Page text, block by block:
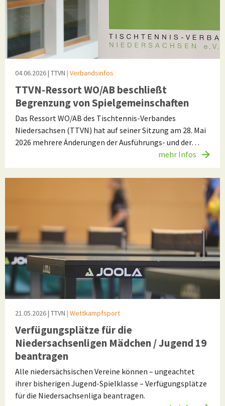
04.06.2026| TTVN | Verbandsinfos
TTVN-Ressort WO/AB beschließt
Begrenzung von Spielgemeinschaften
Das Ressort WO/AB des Tischtennis-Verbandes
Niedersachsen (TTVN) hat auf seiner Sitzung am 28. Mai
2026 mehrere Änderungen der Ausführungs- und der…
mehr Infos
21.05.2026| TTVN | Wettkampfsport
Verfügungsplätze für die
Niedersachsenligen Mädchen / Jugend 19
beantragen
Alle niedersächsischen Vereine können – ungeachtet
ihrer bisherigen Jugend-Spielklasse – Verfügungsplätze
für die Niedersachsenliga beantragen.